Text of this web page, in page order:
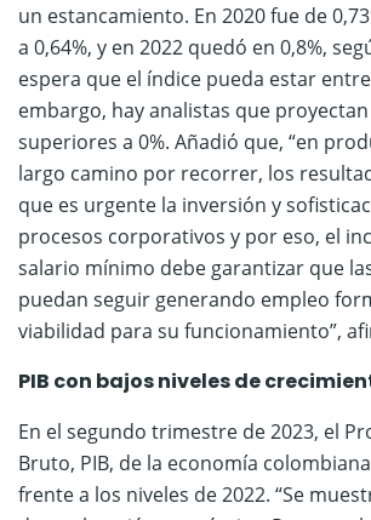
un estancamiento. En 2020 fue de
a 0,64%, y en 2022 quedó en 0,8%,
espera que el índice pueda estar entre
embargo, hay analistas que
superiores a 0%. Añadió que, “en
largo camino por recorrer, los
que es urgente la inversión y
procesos corporativos y por eso, el
salario mínimo debe garantizar que
puedan seguir generando empleo
viabilidad para su funcionamiento”,
PIB con bajos niveles de
En el segundo trimestre de 2023, el
Bruto, PIB, de la economía
frente a los niveles de 2022. “Se